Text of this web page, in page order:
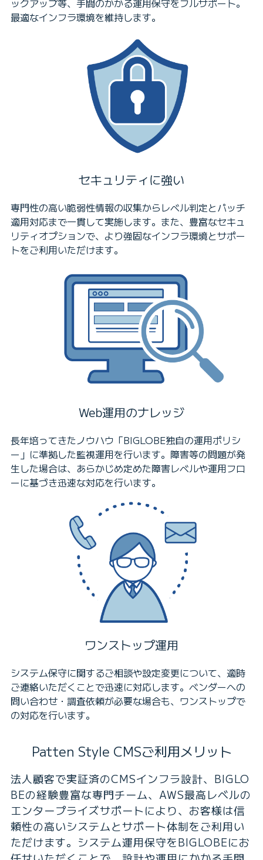
ックアップ等、手間のかかる運用保守をフルサポート。
最適なインフラ環境を維持します。
セキュリティに強い
専門性の高い脆弱性情報の収集からレベル判定とパッチ
適用対応まで一貫して実施します。また、豊富なセキュ
リティオプションで、より強固なインフラ環境とサポー
トをご利用いただけます。
Web運用のナレッジ
長年培ってきたノウハウ「BIGLOBE独自の運用ポリシ
ー」に準拠した監視運用を行います。障害等の問題が発
生した場合は、あらかじめ定めた障害レベルや運用フロ
ーに基づき迅速な対応を行います。
ワンストップ運用
システム保守に関するご相談や設定変更について、適時
ご連絡いただくことで迅速に対応します。ベンダーへの
問い合わせ・調査依頼が必要な場合も、ワンストップで
の対応を行います。
Patten Style CMSご利用メリット
法人顧客で実証済のCMSインフラ設計、BIGLO
BEの経験豊富な専門チーム、AWS最高レベルの
エンタープライズサポートにより、お客様は信
頼性の高いシステムとサポート体制をご利用い
ただけます。システム運用保守をBIGLOBEにお